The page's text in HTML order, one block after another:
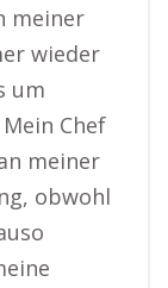
meiner
wieder
um
Chef
meiner
obwohl